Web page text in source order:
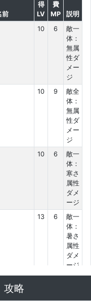
前
得
LV
費
MP
説明
10 6
敵一
体：
無属
性ダ
メー
ジ
10 9
敵全
体：
無属
性ダ
メー
ジ
10 6
敵一
体：
寒さ
属性
ダメ
ージ
13 6
敵一
体：
暑さ
属性
ダメ
ージ
無属
攻略